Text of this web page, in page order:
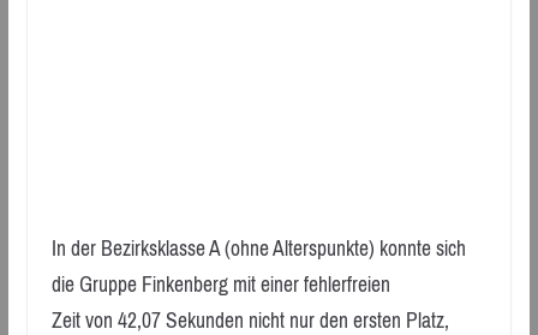
In der Bezirksklasse A (ohne Alterspunkte) konnte sich
die Gruppe Finkenberg mit einer fehlerfreien
Zeit von 42,07 Sekunden nicht nur den ersten Platz,